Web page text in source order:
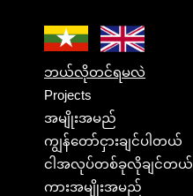
ဘယ်လိုတင်ရမလဲ
Projects
အမျိုးအမည်
ကျွန်တော်ငှားချင်ပါတယ်
ငါအလုပ်တစ်ခုလိုချင်တယ်
ကားအမျိုးအမည်